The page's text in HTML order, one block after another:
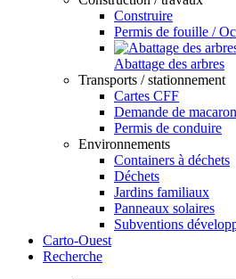
Construire
Permis de fouille /
Abattage des arbres
Transports / stationnement
Cartes CFF
Demande de
Permis de conduire
Environnements
Containers à déchets
Déchets
Jardins familiaux
Panneaux solaires
Subventions
Carto-Ouest
Recherche